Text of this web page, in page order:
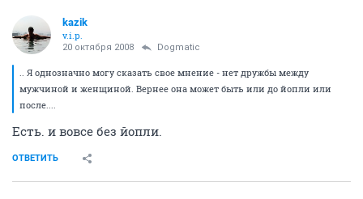
kazik
v.i.p.
20 октября 2008 Dogmatic
.. Я однозначно могу сказать свое мнение - нет дружбы между
мужчиной и женщиной. Вернее она может быть или до йопли или
после....
Есть. и вовсе без йопли.
ОТВЕТИТЬ